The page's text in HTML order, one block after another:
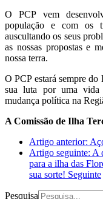
O PCP vem
população e com os
auscultando os seus
as nossas propostas e
nossa terra.
O PCP estará sempre do
sua luta por uma vida
mudança política na
A Comissão de Ilha
Artigo anterior:
Artigo seguinte: A
para a ilha das
sua sorte! Seguinte
Pesquisa